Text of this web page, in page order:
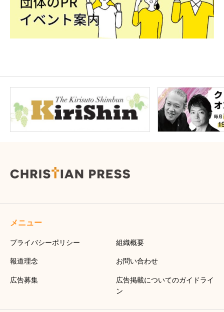
メニュー
プライバシーポリシー 組織概要
報道理念 お問い合わせ
広告募集
広告掲載についてのガイドライ
ン